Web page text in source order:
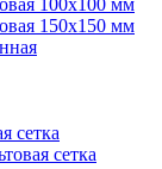
100x100 мм
150x150 мм
сетка
сетка